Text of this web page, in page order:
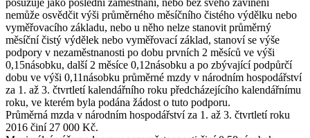
nemůže osvědčit výši průměrného měsíčního čistého výdělku nebo
vyměřovacího základu, nebo u něho nelze stanovit průměrný
měsíční čistý výdělek nebo vyměřovací základ, stanoví se výše
podpory v nezaměstnanosti po dobu prvních 2 měsíců ve výši
0,15násobku, další 2 měsíce 0,12násobku a po zbývající podpůrčí
dobu ve výši 0,11násobku průměrné mzdy v národním hospodářství
za 1. až 3. čtvrtletí kalendářního roku předcházejícího kalendářnímu
roku, ve kterém byla podána žádost o tuto podporu.
Průměrná mzda v národním hospodářství za 1. až 3. čtvrtletí roku
2016 činí 27 000 Kč.